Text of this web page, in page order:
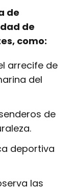
de
de
como:
arrecife de
del
de
deportiva
las